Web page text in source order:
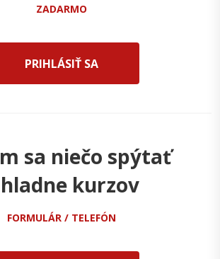
ZADARMO
PRIHLÁSIŤ SA
sa niečo spýtať
kurzov
FORMULÁR / TELEFÓN